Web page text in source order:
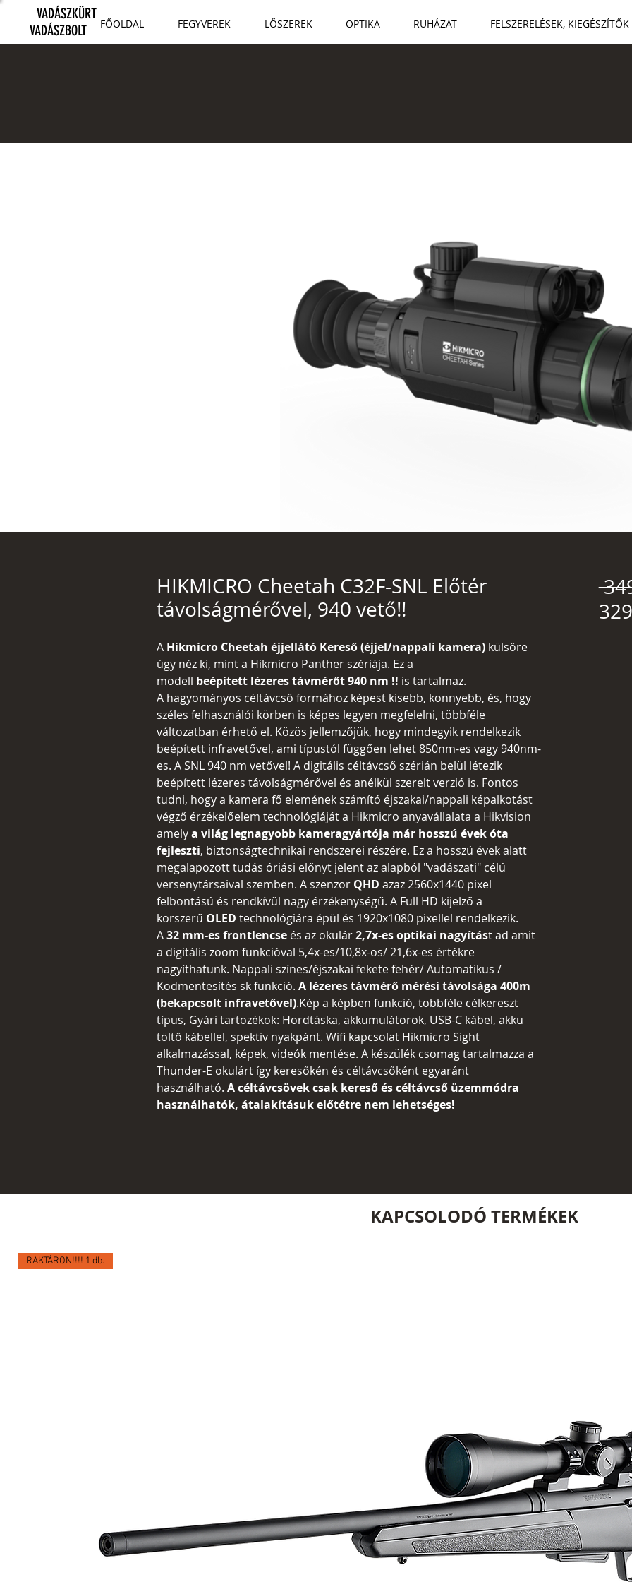
FŐOLDAL FEGYVEREK LŐSZEREK OPTIKA RUHÁZAT FELSZERELÉSEK, KIEGÉSZÍTŐK
VADÁSZKÜRT
VADÁSZBOLT
HIKMICRO Cheetah C32F-SNL Előtér
távolságmérővel, 940 vető!!
A Hikmicro Cheetah éjjellátó Kereső (éjjel/nappali kamera) külsőre
úgy néz ki, mint a Hikmicro Panther szériája. Ez a
modell beépített lézeres távmérőt 940 nm !! is tartalmaz.
A hagyományos céltávcső formához képest kisebb, könnyebb, és, hogy
széles felhasználói körben is képes legyen megfelelni, többféle
változatban érhető el. Közös jellemzőjük, hogy mindegyik rendelkezik
beépített infravetővel, ami típustól függően lehet 850nm-es vagy 940nm-
es. A SNL 940 nm vetővel! A digitális céltávcső szérián belül létezik
beépített lézeres távolságmérővel és anélkül szerelt verzió is. Fontos
tudni, hogy a kamera fő elemének számító éjszakai/nappali képalkotást
végző érzékelőelem technológiáját a Hikmicro anyavállalata a Hikvision
amelya világ legnagyobb kameragyártója már hosszú évek óta
fejleszti, biztonságtechnikai rendszerei részére. Ez a hosszú évek alatt
megalapozott tudás óriási előnyt jelent az alapból "vadászati" célú
versenytársaival szemben. A szenzor QHD azaz 2560x1440 pixel
felbontású és rendkívül nagy érzékenységű. A Full HD kijelző a
korszerű OLED technológiára épül és 1920x1080 pixellel rendelkezik.
A32 mm-es frontlencse és az okulár2,7x-es optikai nagyítást ad amit
a digitális zoom funkcióval 5,4x-es/10,8x-os/ 21,6x-es értékre
nagyíthatunk. Nappali színes/éjszakai fekete fehér/ Automatikus /
Ködmentesítés sk funkció. A lézeres távmérő mérési távolsága 400m
(bekapcsolt infravetővel).Kép a képben funkció, többféle célkereszt
típus, Gyári tartozékok: Hordtáska, akkumulátorok, USB-C kábel, akku
töltő kábellel, spektiv nyakpánt. Wifi kapcsolat Hikmicro Sight
alkalmazással, képek, videók mentése. A készülék csomag tartalmazza a
Thunder-E okulárt így keresőkén és céltávcsőként egyaránt
használható. A céltávcsövek csak kereső és céltávcső üzemmódra
használhatók, átalakításuk előtétre nem lehetséges!
KAPCSOLODÓ TERMÉKEK
RAKTÁRON!!!! 1 db.